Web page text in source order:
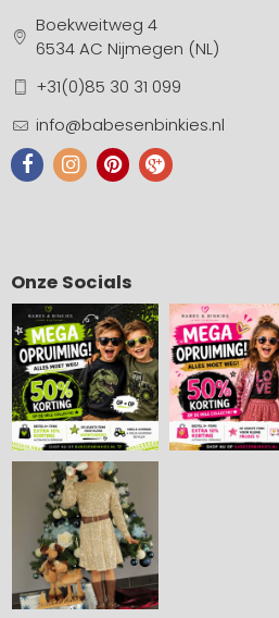
Boekweitweg 4
6534 AC Nijmegen (NL)
+31(0)85 30 31 099
info@babesenbinkies.nl
Onze Socials